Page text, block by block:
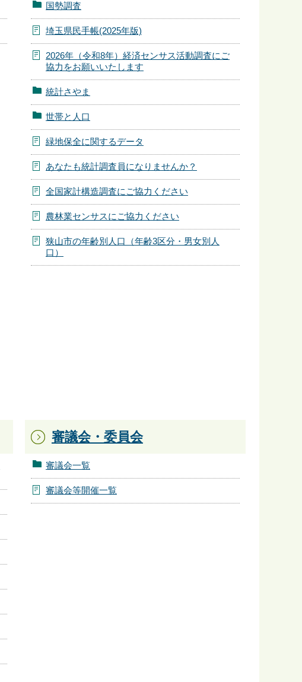
国勢調査
埼玉県民手帳(2025年版)
2026年（令和8年）経済センサス活動調査にご
協力をお願いいたします
統計さやま
世帯と人口
緑地保全に関するデータ
あなたも統計調査員になりませんか？
全国家計構造調査にご協力ください
農林業センサスにご協力ください
狭山市の年齢別人口（年齢3区分・男女別人
口）
審議会・委員会
審議会一覧
審議会等開催一覧